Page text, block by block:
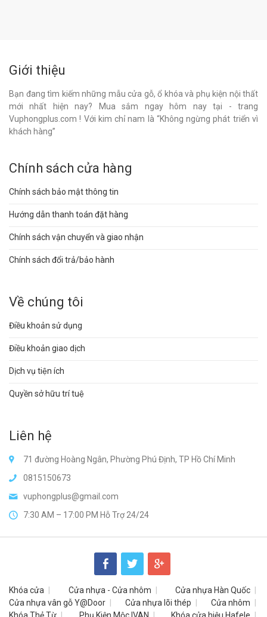
Giới thiệu
Bạn đang tìm kiếm những mẫu cửa gỗ, ổ khóa và phụ kiện nội thất
mới nhất hiện nay? Mua sắm ngay hôm nay tại - trang
Vuphongplus.com ! Với kim chỉ nam là “Không ngừng phát triển vì
khách hàng”
Chính sách cửa hàng
Chính sách bảo mật thông tin
Hướng dẫn thanh toán đặt hàng
Chính sách vận chuyển và giao nhận
Chính sách đổi trả/bảo hành
Về chúng tôi
Điều khoản sử dụng
Điều khoản giao dịch
Dịch vụ tiện ích
Quyền sở hữu trí tuệ
Liên hệ
71 đường Hoàng Ngân, Phường Phú Định, TP Hồ Chí Minh
0815150673
vuphongplus@gmail.com
7:30 AM – 17:00 PM Hỗ Trợ 24/24
Khóa cửa Cửa nhựa - Cửa nhôm
Cửa nhựa Hàn Quốc
Cửa nhựa vân gỗ Y@Door
Cửa nhựa lõi thép
Cửa nhôm